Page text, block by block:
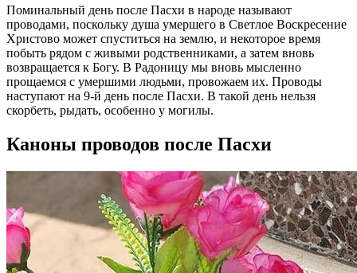
Поминальный день после Пасхи в народе называют
проводами, поскольку душа умершего в Светлое Воскресение
Христово может спуститься на землю, и некоторое время
побыть рядом с живыми родственниками, а затем вновь
возвращается к Богу. В Радоницу мы вновь мысленно
прощаемся с умершими людьми, провожаем их. Проводы
наступают на 9-й день после Пасхи. В такой день нельзя
скорбеть, рыдать, особенно у могилы.
Каноны проводов после Пасхи